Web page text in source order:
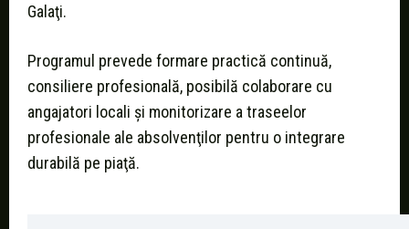
Galaţi.
Programul prevede formare practică continuă,
consiliere profesională, posibilă colaborare cu
angajatori locali şi monitorizare a traseelor
profesionale ale absolvenţilor pentru o integrare
durabilă pe piaţă.